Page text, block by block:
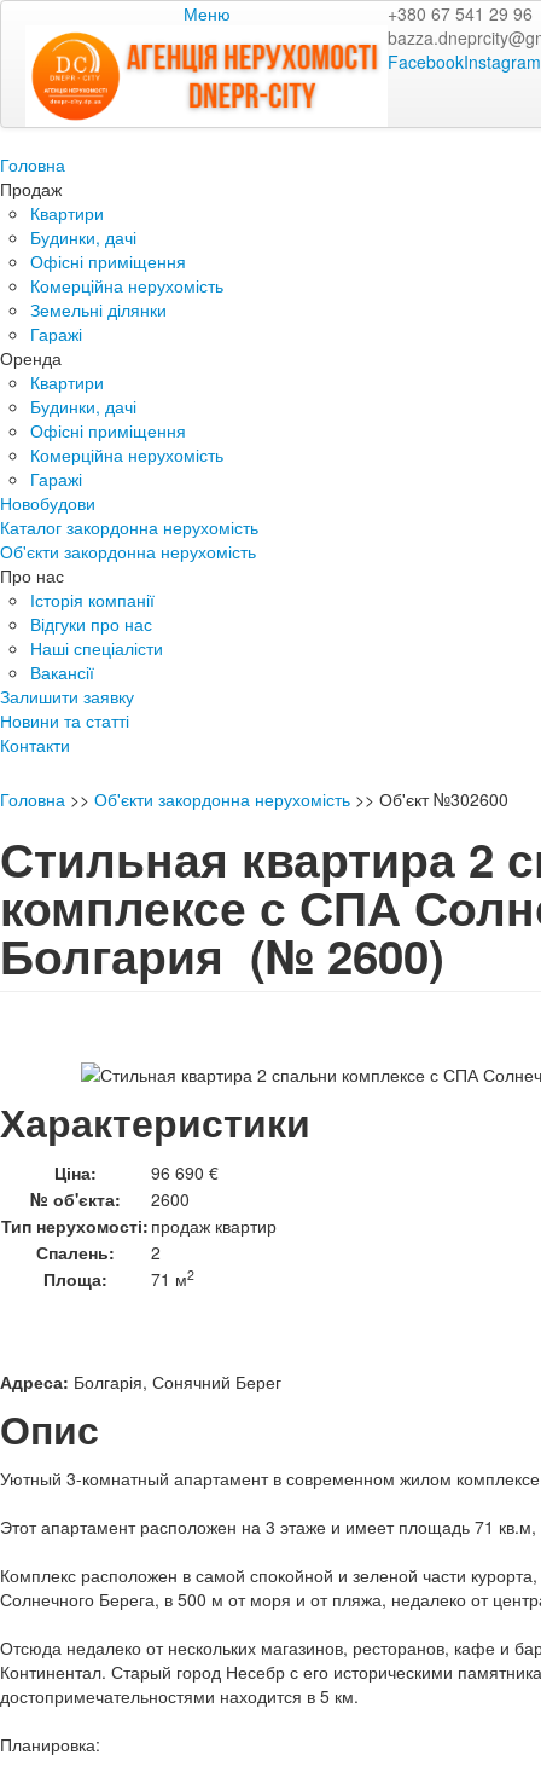
Меню
+380 67 541 29 96
FacebookInstagram
Головна
Продаж
Квартири
Будинки, дачі
Офісні приміщення
Комерційна нерухомість
Земельні ділянки
Гаражі
Оренда
Квартири
Будинки, дачі
Офісні приміщення
Комерційна нерухомість
Гаражі
Новобудови
Каталог закордонна нерухомість
Об'єкти закордонна нерухомість
Про нас
Історія компанії
Відгуки про нас
Наші спеціалісти
Вакансії
Залишити заявку
Новини та статті
Контакти
Головна >> Об'єкти закордонна нерухомість >> Об'єкт №302600
Стильная квартира 2
комплексе с СПА
Болгария (№ 2600)
Характеристики
Ціна:
96 690 €
№ об'єкта:
2600
Тип нерухомості: продаж квартир
Спалень:
2
Площа:
71 м2
Адреса: Болгарія, Сонячний Берег
Опис
Уютный 3-комнатный апартамент в современном жилом
Этот апартамент расположен на 3 этаже и имеет площадь 71
Комплекс расположен в самой спокойной и зеленой части
Солнечного Берега, в 500 м от моря и от пляжа, недалеко от
Отсюда недалеко от нескольких магазинов, ресторанов, кафе и
Континентал. Старый город Несебр с его историческими
достопримечательностями находится в 5 км.
Планировка: